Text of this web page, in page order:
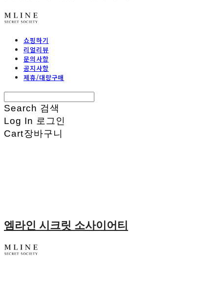
쇼핑하기
리얼리뷰
문의사항
공지사항
제휴/대량구매
Search 검색
Log In 로그인
Cart장바구니
엠라인 시크릿 소사이어티